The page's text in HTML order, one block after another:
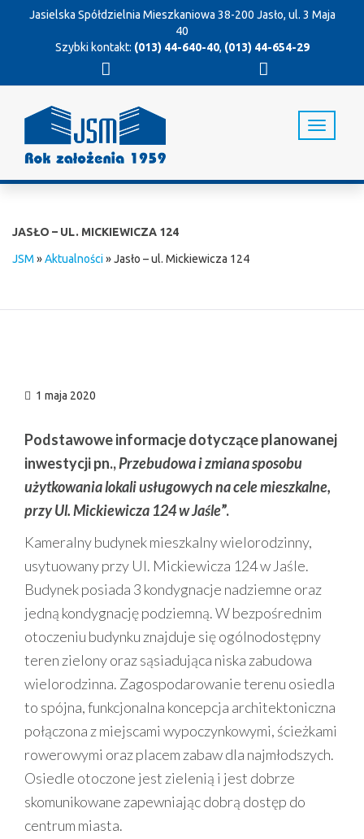
Jasielska Spółdzielnia Mieszkaniowa 38-200 Jasło, ul. 3 Maja
40
Szybki kontakt: (013) 44-640-40, (013) 44-654-29
T
o
JASŁO – UL. MICKIEWICZA 124
JSM »Aktualności»Jasło – ul. Mickiewicza 124
1 maja 2020
Podstawowe informacje dotyczące planowanej
inwestycji pn.,Przebudowa i zmiana sposobu
użytkowania lokali usługowych na cele mieszkalne,
przy Ul. Mickiewicza 124 w Jaśle”.
Kameralny budynek mieszkalny wielorodzinny,
usytuowany przy Ul. Mickiewicza 124 w Jaśle.
Budynek posiada 3 kondygnacje nadziemne oraz
jedną kondygnację podziemną. W bezpośrednim
otoczeniu budynku znajduje się ogólnodostępny
teren zielony oraz sąsiadująca niska zabudowa
wielorodzinna. Zagospodarowanie terenu osiedla
to spójna, funkcjonalna koncepcja architektoniczna
połączona z miejscami wypoczynkowymi, ścieżkami
rowerowymi oraz placem zabaw dla najmłodszych.
Osiedle otoczone jest zielenią i jest dobrze
skomunikowane zapewniając dobrą dostęp do
centrum miasta.